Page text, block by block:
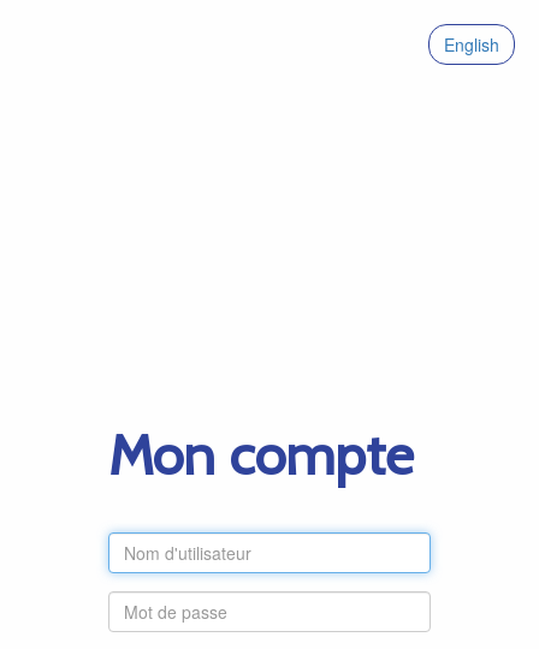
English
Mon compte